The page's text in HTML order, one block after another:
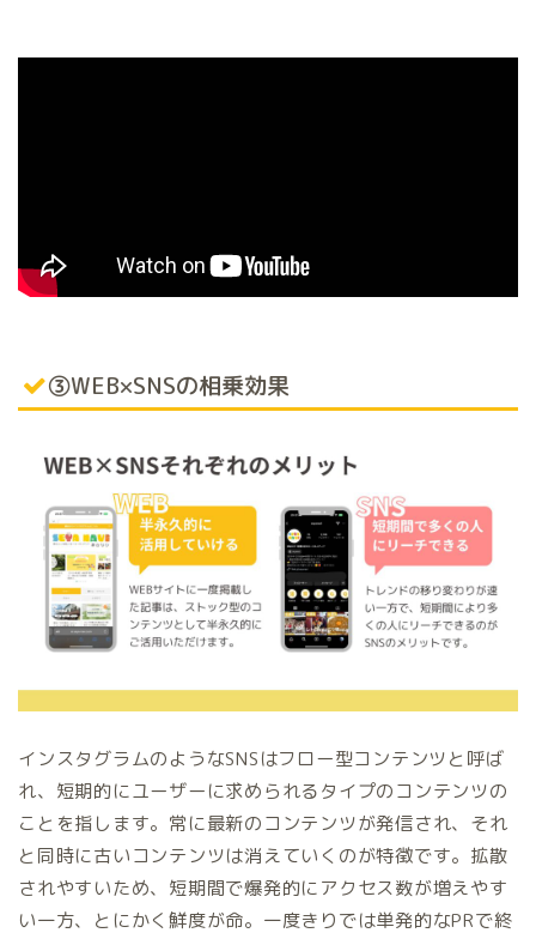
③WEB×SNSの相乗効果
インスタグラムのようなSNSはフロー型コンテンツと呼ば
れ、短期的にユーザーに求められるタイプのコンテンツの
ことを指します。常に最新のコンテンツが発信され、それ
と同時に古いコンテンツは消えていくのが特徴です。拡散
されやすいため、短期間で爆発的にアクセス数が増えやす
い一方、とにかく鮮度が命。一度きりでは単発的なPRで終